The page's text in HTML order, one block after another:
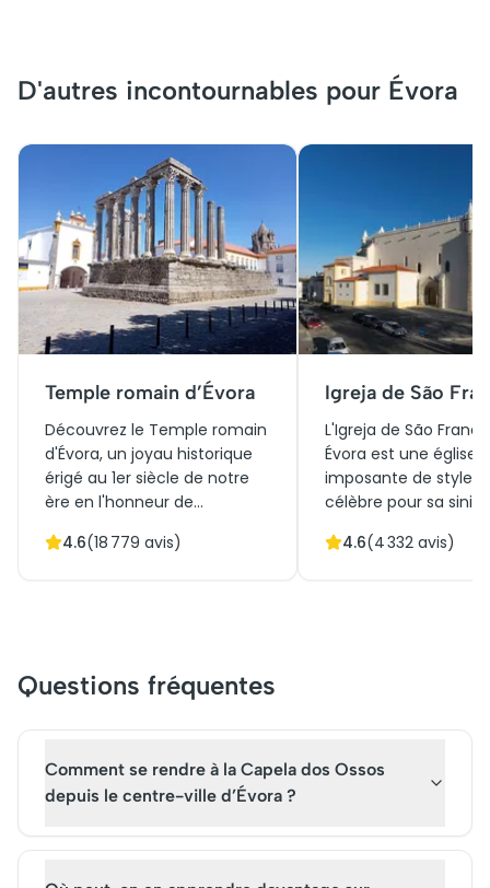
D'autres incontournables pour Évora
Temple romain d’Évora
Découvrez le Temple romain
d'Évora, un joyau historique
érigé au 1er siècle de notre
ère en l'honneur de
cœur de la ville, ce
romain. Autrefois lieu de
culte, le temple témoigne de
offrant un aperçu fascinant
du patrimoine antique
4.6(18 779 avis)
Igreja de São
L'Igreja de São
Évora est une église
imposante de style
célèbre pour sa
crânes et
visiteurs par son
grandiose et son
la fois intrigante et
4.6(4 332 avis)
Questions fréquentes
Comment se rendre à la Capela dos Ossos
depuis le centre-ville d’Évora ?